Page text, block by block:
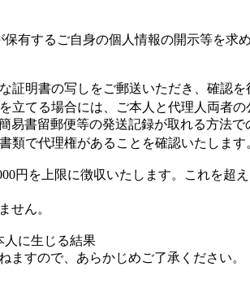
有するご自身の個人情報の開示等を求
明書の写しをご郵送いただき、確認を
てる場合には、ご本人と代理人両者
書留郵便等の発送記録が取れる方法で
で代理権があることを確認いたします
円を上限に徴収いたします。これを超
せん。
人に生じる結果
すので、あらかじめご了承ください。